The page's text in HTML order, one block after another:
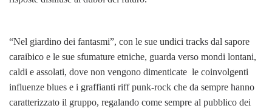
“Nel giardino dei fantasmi”, con le sue undici tracks dal sapore
caraibico e le sue sfumature etniche, guarda verso mondi lontani,
caldi e assolati, dove non vengono dimenticate le coinvolgenti
influenze blues e i graffianti riff punk-rock che da sempre hanno
caratterizzato il gruppo, regalando come sempre al pubblico dei